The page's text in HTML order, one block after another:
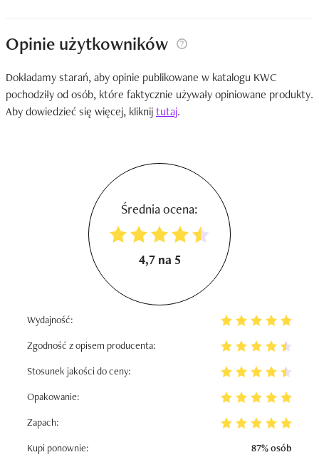
Opinie użytkowników
Dokładamy starań, aby opinie publikowane w katalogu KWC
pochodziły od osób, które faktycznie używały opiniowane produkty.
Aby dowiedzieć się więcej, kliknijtutaj.
Średnia ocena:
4,7 na 5
Wydajność:
Zgodność z opisem producenta:
Stosunek jakości do ceny:
Opakowanie:
Zapach:
Kupi ponownie:
87% osób